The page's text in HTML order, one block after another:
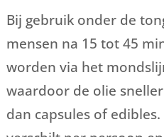
Bij gebruik onder de
mensen na 15 tot 45
worden via het
waardoor de olie
dan capsules of